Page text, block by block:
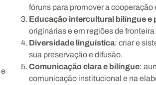
fóruns para promover a
Educação intercultural bilíngue e
originárias e em regiões de
Diversidade linguística: criar e
sua preservação e difusão.
Comunicação clara e bilíngue:
comunicação institucional e na